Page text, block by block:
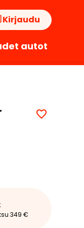
Kirjaudu
autot
349 €